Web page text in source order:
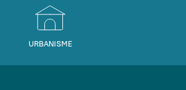
URBANISME